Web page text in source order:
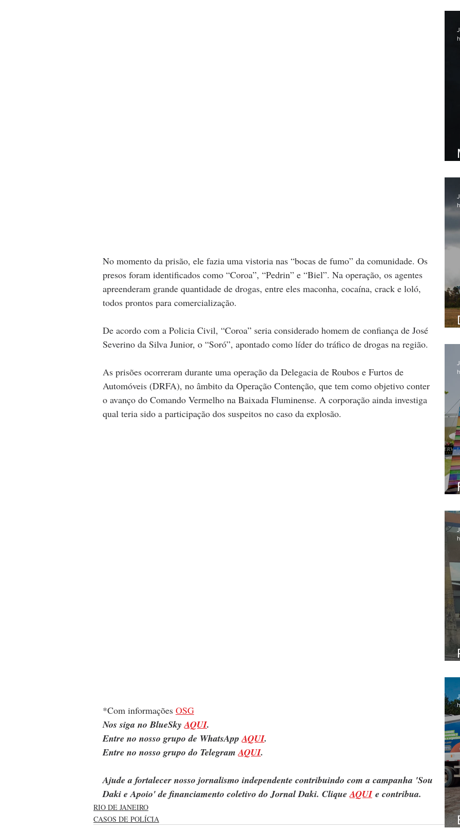
No momento da prisão, ele fazia uma vistoria nas “bocas de fumo” da comunidade. Os
presos foram identificados como “Coroa”, “Pedrin” e “Biel”. Na operação, os agentes
apreenderam grande quantidade de drogas, entre eles maconha, cocaína, crack e loló,
todos prontos para comercialização.
De acordo com a Policia Civil, “Coroa” seria considerado homem de confiança de José
Severino da Silva Junior, o “Soró”, apontado como líder do tráfico de drogas na região.
As prisões ocorreram durante uma operação da Delegacia de Roubos e Furtos de
Automóveis (DRFA), no âmbito da Operação Contenção, que tem como objetivo conter
o avanço do Comando Vermelho na Baixada Fluminense. A corporação ainda investiga
qual teria sido a participação dos suspeitos no caso da explosão.
*Com informações OSG
Nos siga no BlueSky AQUI.
Entre no nosso grupo de WhatsApp AQUI.
Entre no nosso grupo do Telegram AQUI.
Ajude a fortalecer nosso jornalismo independente contribuindo com a campanha 'Sou
Daki e Apoio' de financiamento coletivo do Jornal Daki. Clique AQUI e contribua.
RIO DE JANEIRO
CASOS DE POLÍCIA